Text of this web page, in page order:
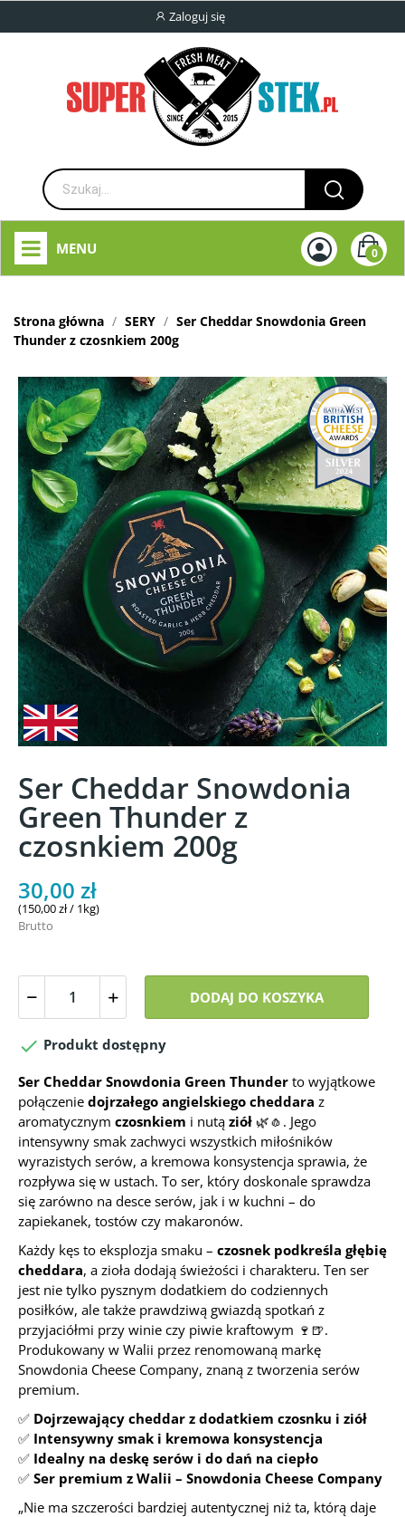
Zaloguj się
0
MENU
Strona główna SERY
Ser Cheddar Snowdonia Green
Thunder z czosnkiem 200g
Ser Cheddar Snowdonia
Green Thunder z
czosnkiem 200g
30,00 zł
(150,00 zł / 1kg)
Brutto
DODAJ DO KOSZYKA
 Produkt dostępny
Ser Cheddar Snowdonia Green Thunder to wyjątkowe
połączenie dojrzałego angielskiego cheddara z
aromatycznym czosnkiem i nutą ziół 🌿🧄. Jego
intensywny smak zachwyci wszystkich miłośników
wyrazistych serów, a kremowa konsystencja sprawia, że
rozpływa się w ustach. To ser, który doskonale sprawdza
się zarówno na desce serów, jak i w kuchni – do
zapiekanek, tostów czy makaronów.
Każdy kęs to eksplozja smaku – czosnek podkreśla głębię
cheddara, a zioła dodają świeżości i charakteru. Ten ser
jest nie tylko pysznym dodatkiem do codziennych
posiłków, ale także prawdziwą gwiazdą spotkań z
przyjaciółmi przy winie czy piwie kraftowym 🍷🍺.
Produkowany w Walii przez renomowaną markę
Snowdonia Cheese Company, znaną z tworzenia serów
premium.
✅ Dojrzewający cheddar z dodatkiem czosnku i ziół
✅ Intensywny smak i kremowa konsystencja
✅ Idealny na deskę serów i do dań na ciepło
✅ Ser premium z Walii – Snowdonia Cheese Company
„Nie ma szczerości bardziej autentycznej niż ta, którą daje